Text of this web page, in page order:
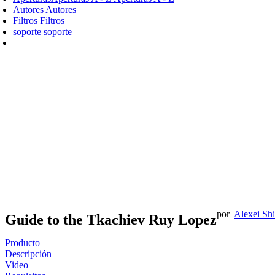
Autores Autores
Filtros Filtros
soporte soporte
Guide to the Tkachiev Ruy Lopezpor Alexei
Producto
Descripción
Video